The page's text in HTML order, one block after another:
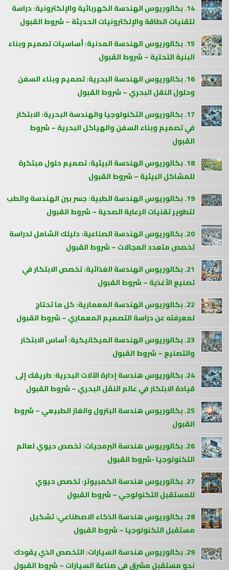
14. بكالوريوس الهندسة الكهربائية والإلكترونية: دراسة
لتقنيات الطاقة والإلكترونيات الحديثة – شروط القبول
15. بكالوريوس الهندسة المدنية: أساسيات تصميم وبناء
البنية التحتية – شروط القبول
16. بكالوريوس الهندسة البحرية: تصميم وبناء السفن
وحلول النقل البحري – شروط القبول
17. بكالوريوس التكنولوجيا والهندسة البحرية: الابتكار
في تصميم وبناء السفن والهياكل البحرية – شروط
القبول
18. بكالوريوس الهندسة البيئية: تصميم حلول مبتكرة
للمشاكل البيئية – شروط القبول
19. بكالوريوس الهندسة الطبية: جسر بين الهندسة والطب
لتطوير تقنيات الرعاية الصحية – شروط القبول
20. بكالوريوس الهندسة الصناعية: دليلك الشامل لدراسة
تخصص متعدد المجالات – شروط القبول
21. بكالوريوس الهندسة الغذائية: تخصص الابتكار في
تصنيع الأغذية – شروط القبول
22. بكالوريوس الهندسة المعمارية: كل ما تحتاج
لمعرفته عن دراسة التصميم المعماري – شروط القبول
23. بكالوريوس الهندسة الميكانيكية: أساس الابتكار
والتصنيع – شروط القبول
24. بكالوريوس هندسة إدارة الآلات البحرية: طريقك إلى
قيادة الابتكار في عالم النقل البحري – شروط القبول
25. بكالوريوس هندسة البترول والغاز الطبيعي – شروط
القبول
26. بكالوريوس هندسة البرمجيات: تخصص حيوي لعالم
التكنولوجيا -شروط القبول
27. بكالوريوس هندسة الكمبيوتر: تخصص حيوي
للمستقبل التكنولوجي – شروط القبول
28. بكالوريوس هندسة الذكاء الاصطناعي: تشكيل
مستقبل التكنولوجيا – شروط القبول
29. بكالوريوس هندسة السيارات: التخصص الذي يقودك
نحو مستقبل مشرق في صناعة السيارات – شروط القبول